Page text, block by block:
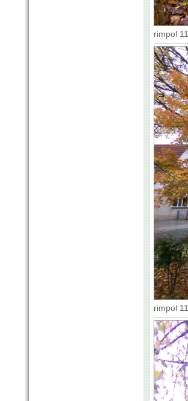
rimpol
rimpol